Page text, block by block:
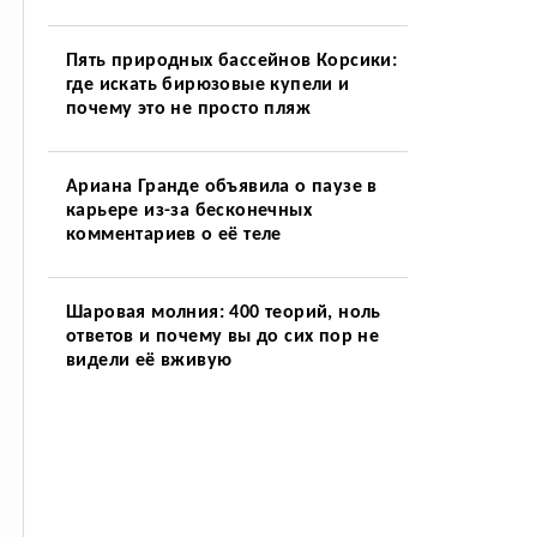
Пять природных бассейнов Корсики:
где искать бирюзовые купели и
почему это не просто пляж
Ариана Гранде объявила о паузе в
карьере из-за бесконечных
комментариев о её теле
Шаровая молния: 400 теорий, ноль
ответов и почему вы до сих пор не
видели её вживую